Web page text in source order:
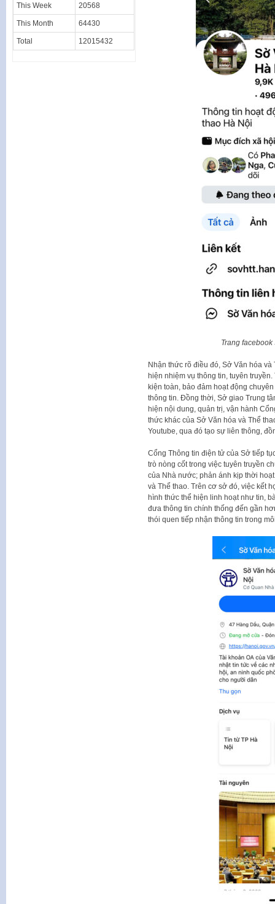
Trang
Nhận thức rõ điều đó, Sở Văn hóa
hiện nhiệm vụ thông tin, tuyên
kiện toàn, bảo đảm hoạt động
thông tin. Đồng thời, Sở giao Trung
hiện nội dung, quản trị, vận hành
thức khác của Sở Văn hóa và Thể
Youtube, qua đó tạo sự liên thông,
Cổng Thông tin điện tử của Sở tiếp
trò nòng cốt trong việc tuyên truyền
của Nhà nước; phản ánh kịp thời
và Thể thao. Trên cơ sở đó, việc kết
hình thức thể hiện linh hoạt như tin,
đưa thông tin chính thống đến gần
thói quen tiếp nhận thông tin trong
This Week 20568
This Month 64430
Total 12015432